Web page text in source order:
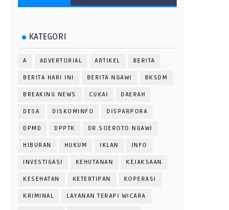
KATEGORI
A ADVERTORIAL ARTIKEL BERITA
BERITA HARI INI BERITA NGAWI BKSDM
BREAKING NEWS CUKAI DAERAH
DESA DISKOMINFO DISPARPORA
DPMD DPPTK DR.SOEROTO NGAWI
HIBURAN HUKUM IKLAN INFO
INVESTIGASI KEHUTANAN KEJAKSAAN
KESEHATAN KETERTIPAN KOPERASI
KRIMINAL LAYANAN TERAPI WICARA